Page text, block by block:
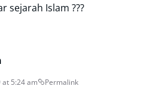
sejarah Islam ???
at 5:24 am Permalink